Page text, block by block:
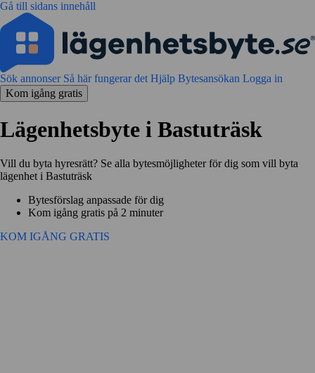
Gå till sidans innehåll
Sök annonser Så här fungerar det Hjälp Bytesansökan Logga in
Kom igång gratis
Lägenhetsbyte i Bastuträsk
Vill du byta hyresrätt? Se alla bytesmöjligheter för dig som vill byta
lägenhet i Bastuträsk
Bytesförslag anpassade för dig
Kom igång gratis på 2 minuter
KOM IGÅNG GRATIS